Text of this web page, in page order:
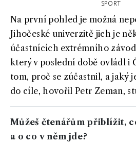
SPORT
Na první pohled je možná
Jihočeské univerzitě jich je
účastnících extrémního
který v poslední době ovládl i
tom, proč se zúčastnil, a jaký
do cíle, hovořil Petr Zeman,
Můžeš čtenářům přiblížit,
a o co v něm jde?